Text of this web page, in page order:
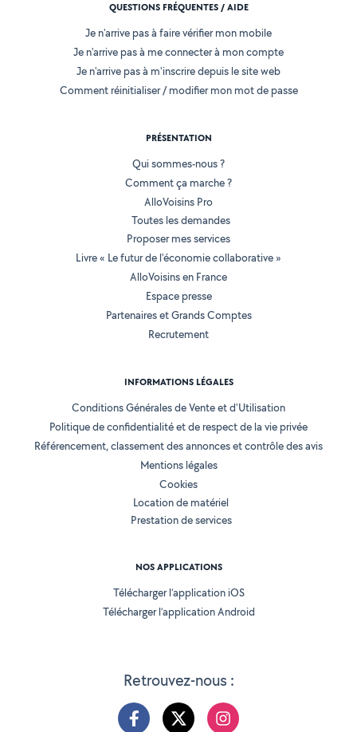
Retrouvez-nous :
QUESTIONS FRÉQUENTES / AIDE
Je n'arrive pas à faire vérifier mon mobile
Je n'arrive pas à me connecter à mon compte
Je n'arrive pas à m'inscrire depuis le site web
Comment réinitialiser / modifier mon mot de passe
PRÉSENTATION
Qui sommes-nous ?
Comment ça marche ?
AlloVoisins Pro
Toutes les demandes
Proposer mes services
Livre « Le futur de l'économie collaborative »
AlloVoisins en France
Espace presse
Partenaires et Grands Comptes
Recrutement
INFORMATIONS LÉGALES
Conditions Générales de Vente et d'Utilisation
Politique de confidentialité et de respect de la vie privée
Référencement, classement des annonces et contrôle des avis
Mentions légales
Cookies
Location de matériel
Prestation de services
NOS APPLICATIONS
Télécharger l’application iOS
Télécharger l’application Android